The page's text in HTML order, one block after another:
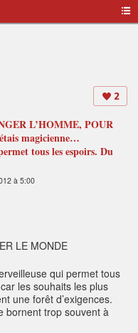
2
L’HOMME, POUR
magicienne…
tous les espoirs. Du
à 5:00
LE MONDE
qui permet tous
les souhaits les plus
une forêt d’exigences.
bornent trop souvent à